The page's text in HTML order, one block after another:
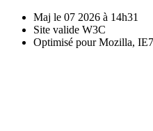
Maj le 07 2026 à 14h31
Site valide W3C
Optimisé pour Mozilla,